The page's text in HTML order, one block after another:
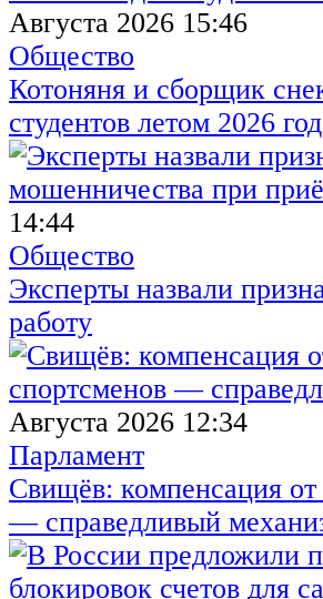
Августа 2026 15:46
Общество
Котоняня и сборщик
студентов летом 2026
14:44
Общество
Эксперты назвали
работу
Августа 2026 12:34
Парламент
Свищёв: компенсация
— справедливый